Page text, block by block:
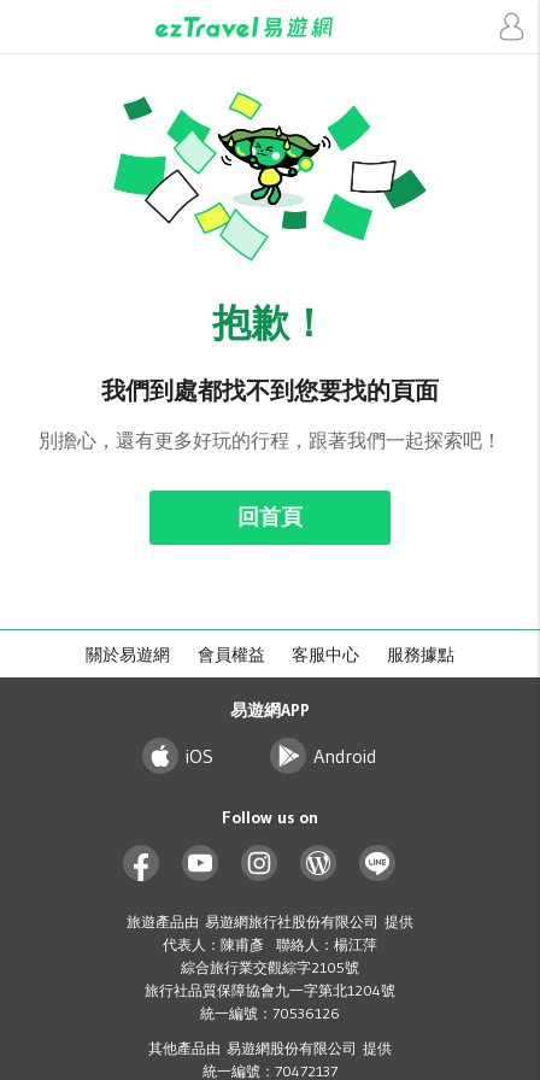
抱歉！
我們到處都找不到您要找的頁面
別擔心，還有更多好玩的行程，跟著我們一起探索吧！
回首頁
關於易遊網 會員權益 客服中心 服務據點
易遊網APP
iOS Android
Follow us on
旅遊產品由 易遊網旅行社股份有限公司 提供
代表人：陳甫彥 聯絡人：楊江萍
綜合旅行業交觀綜字2105號
旅行社品質保障協會九一字第北1204號
統一編號：70536126
其他產品由 易遊網股份有限公司 提供
統一編號：70472137